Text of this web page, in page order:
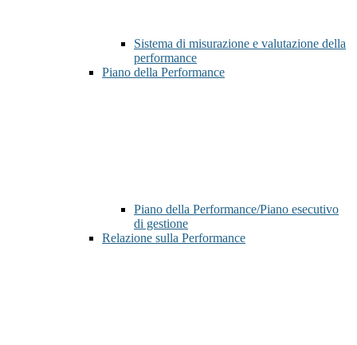
Sistema di misurazione e valutazione della
performance
Piano della Performance
Piano della Performance/Piano esecutivo
di gestione
Relazione sulla Performance